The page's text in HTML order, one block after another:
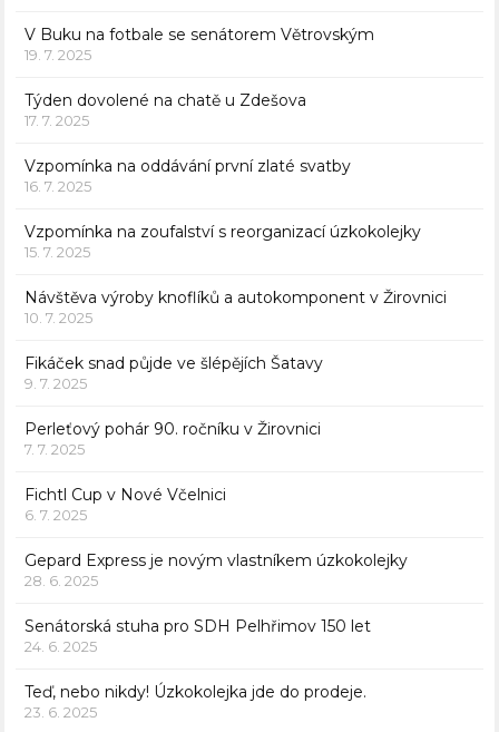
V Buku na fotbale se senátorem Větrovským
19. 7. 2025
Týden dovolené na chatě u Zdešova
17. 7. 2025
Vzpomínka na oddávání první zlaté svatby
16. 7. 2025
Vzpomínka na zoufalství s reorganizací úzkokolejky
15. 7. 2025
Návštěva výroby knoflíků a autokomponent v Žirovnici
10. 7. 2025
Fikáček snad půjde ve šlépějích Šatavy
9. 7. 2025
Perleťový pohár 90. ročníku v Žirovnici
7. 7. 2025
Fichtl Cup v Nové Včelnici
6. 7. 2025
Gepard Express je novým vlastníkem úzkokolejky
28. 6. 2025
Senátorská stuha pro SDH Pelhřimov 150 let
24. 6. 2025
Teď, nebo nikdy! Úzkokolejka jde do prodeje.
23. 6. 2025